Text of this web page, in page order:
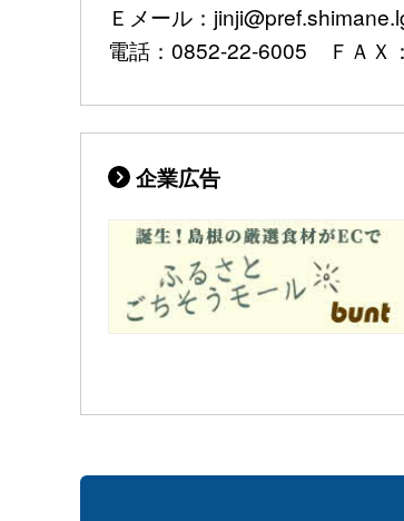
Ｅメール：
電話：0852-22-6005 ＦＡＸ
企業広告